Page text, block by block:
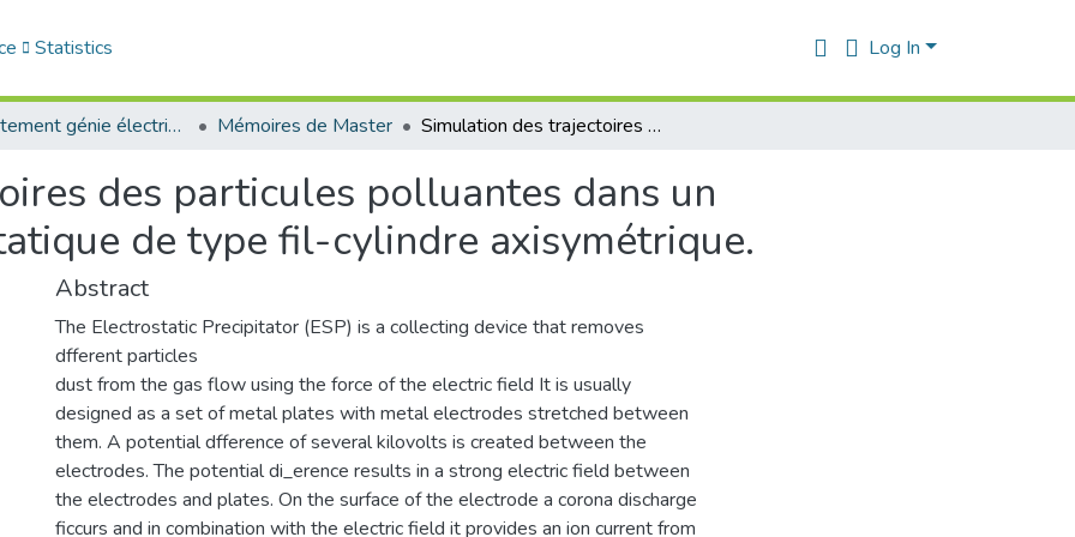
Statistics Log In
Département génie électrique Mémoires de Master Simulation des trajectoires des particules polluantes dans un précipitateur électrostatique de type fil-cylindre axisymétrique.
des particules polluantes dans un
de type fil-cylindre axisymétrique.
Abstract
The Electrostatic Precipitator (ESP) is a collecting device that removes
dfferent particles
dust from the gas flow using the force of the electric field It is usually
designed as a set of metal plates with metal electrodes stretched between
them. A potential dfference of several kilovolts is created between the
electrodes. The potential di_erence results in a strong electric field between
the electrodes and plates. On the surface of the electrode a corona discharge
ficcurs and in combination with the electric field it provides an ion current from